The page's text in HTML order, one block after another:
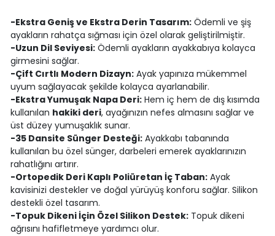
-Ekstra Geniş ve Ekstra Derin Tasarım:Ödemli ve şiş
ayakların rahatça sığması için özel olarak geliştirilmiştir.
-Uzun Dil Seviyesi:Ödemli ayakların ayakkabıya kolayca
girmesini sağlar.
-Çift Cırtlı Modern Dizayn:Ayak yapınıza mükemmel
uyum sağlayacak şekilde kolayca ayarlanabilir.
-Ekstra Yumuşak Napa Deri:Hem iç hem de dış kısımda
kullanılan hakiki deri, ayağınızın nefes almasını sağlar ve
üst düzey yumuşaklık sunar.
-35 Dansite Sünger Desteği:Ayakkabı tabanında
kullanılan bu özel sünger, darbeleri emerek ayaklarınızın
rahatlığını artırır.
-Ortopedik Deri Kaplı Poliüretan İç Taban:Ayak
kavisinizi destekler ve doğal yürüyüş konforu sağlar. Silikon
destekli özel tasarım.
-Topuk Dikeni İçin Özel Silikon Destek:Topuk dikeni
ağrısını hafifletmeye yardımcı olur.